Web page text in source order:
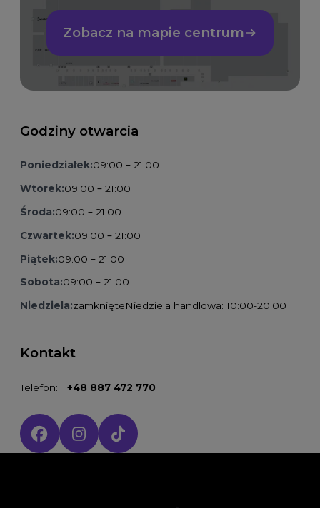
Zobacz na mapie centrum
Godziny otwarcia
Poniedziałek:09:00 – 21:00
Wtorek:09:00 – 21:00
Środa:09:00 – 21:00
Czwartek:09:00 – 21:00
Piątek:09:00 – 21:00
Sobota:09:00 – 21:00
Niedziela:zamknięteNiedziela handlowa: 10:00-20:00
Kontakt
Telefon: +48 887 472 770
Social media: